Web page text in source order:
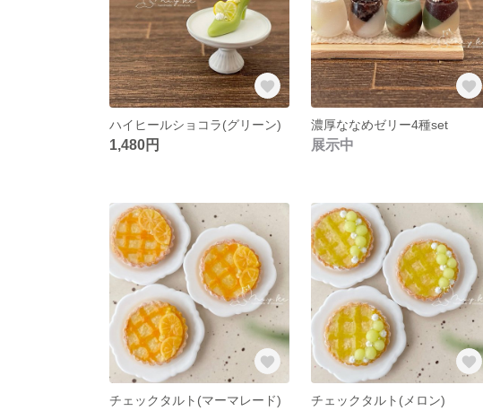
ハイヒールショコラ(グリーン)
1,480円
濃厚ななめゼリー4種set
展示中
チェックタルト(マーマレード) チェックタルト(メロン)